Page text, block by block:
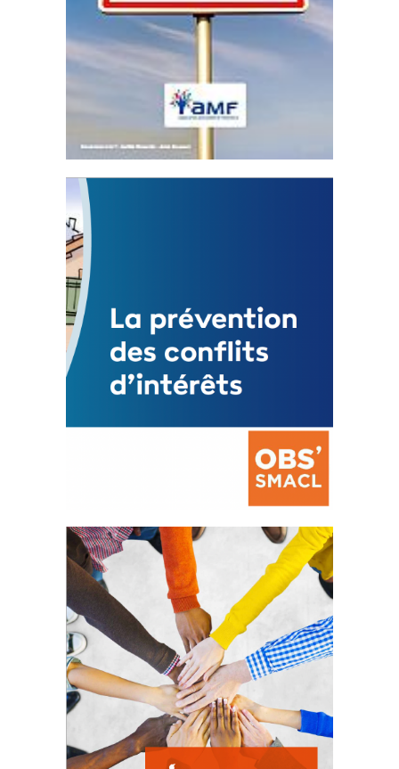
Statut de l’élu local
3 avril 2024
Mise à jour avril 2024 Fichier joint - Fichier 1
FEUILLETER
La prévention des conflits
d’intérêts
18 septembre 2023
Fichier joint - Fichier 1 105293 Total 0 Votes...
FEUILLETER